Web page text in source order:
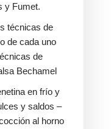
y Fumet.
técnicas de
de cada uno
de
Bechamel
en frío y
y saldos –
al horno